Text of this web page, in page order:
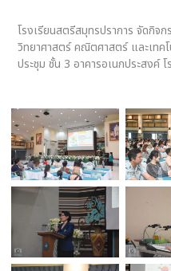
โรงเรียนสตรีสมุทรปราการ จัดกิจ
วิทยาศาสตร์ คณิตศาสตร์ และเทค
ประชุม ชั้น 3 อาคารอเนกประสงค์